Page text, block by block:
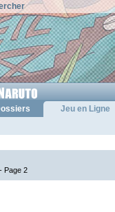
Jeu en Ligne
Page 2